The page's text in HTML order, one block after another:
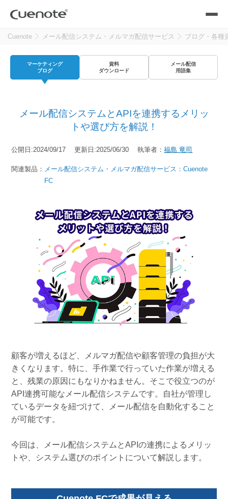
メール配信システム
メールリレーサーバー
kintone（キントーン）メール配信
認証サービス
Webプッシュ通知サービス
アンケートシステム・フォーム
緊急参集・安否確認
SNSプロモーション支援事業
活用シーン
会員獲得／ニーズ把握
組織的に管理
効果改善・顧客育成
システム連携・効率化
デジタルマーケティング
ブログ・各種資料
ブログ・各種資料トップ
マーケティングブログ
資料ダウンロード
メール配信用語集
資料請求・お問い合わせ
無料トライアル
東京 03-6820-0515 大阪 06-6131-9960
（平日 10:00〜18:00）
Cuenote メール配信システム・メルマガ配信サービス ブログ・各種
マーケティング
ブログ
資料
ダウンロード
メール配信
用語集
メール配信システムとAPIを連携するメリッ
トや選び方を解説！
公開日:2024/09/17 更新日:2025/06/30 執筆者：福島 竜司
関連製品： メール配信システム・メルマガ配信サービス：Cuenote
FC
顧客が増えるほど、メルマガ配信や顧客管理の負担が大
きくなります。特に、手作業で行っていた作業が増える
と、残業の原因にもなりかねません。そこで役立つのが
API連携可能なメール配信システムです。自社が管理し
ているデータを紐づけて、メール配信を自動化すること
が可能です。
今回は、メール配信システムとAPIの連携によるメリッ
トや、システム選びのポイントについて解説します。